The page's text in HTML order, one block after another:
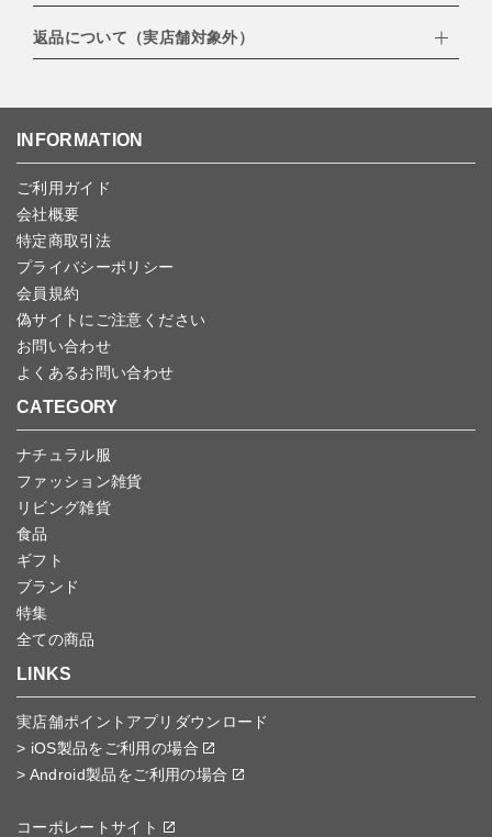
・PayPay
・NP後払い
北海道：1,400円
沖縄：1,400円
ご注文日当日から翌日のAM9:00までにご連絡頂いた場合はキャン
セルは可能です。
ンセルしていただいた後、ご希望の商品のみ再度ご注文お願いしま
予約商品など一部キャンセルが出来ない場合がございます。あらか
じめご了承ください。
返品について（実店舗対象外）
こちらよりご依頼ください。
INFORMATION
ご利用ガイド
会社概要
特定商取引法
プライバシーポリシー
会員規約
偽サイトにご注意ください
お問い合わせ
よくあるお問い合わせ
CATEGORY
ナチュラル服
ファッション雑貨
リビング雑貨
食品
ギフト
ブランド
特集
全ての商品
LINKS
実店舗ポイントアプリダウンロード
> iOS製品をご利用の場合
> Android製品をご利用の場合
コーポレートサイト